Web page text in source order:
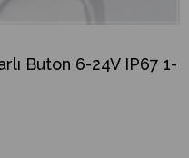
Buton 6-24V IP67 1-